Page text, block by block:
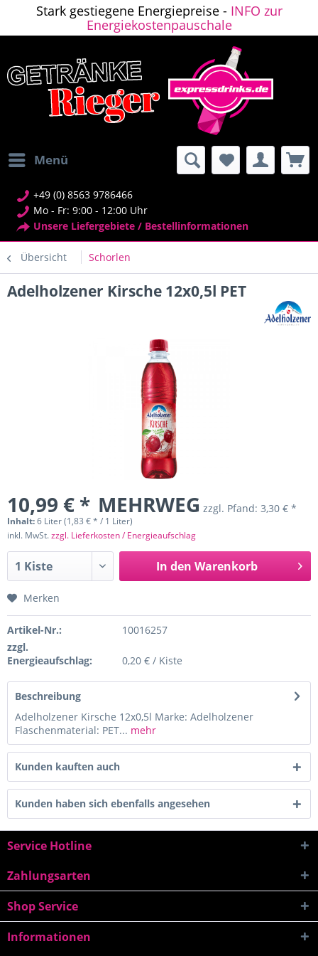
Stark gestiegene Energiepreise - INFO zur
Energiekostenpauschale
Menü
+49 (0) 8563 9786466
Mo - Fr: 9:00 - 12:00 Uhr
Unsere Liefergebiete / Bestellinformationen
Übersicht Schorlen
Adelholzener Kirsche 12x0,5l PET
10,99 € * MEHRWEG zzgl. Pfand: 3,30 € *
Inhalt:6 Liter (1,83 € * / 1 Liter)
inkl. MwSt.zzgl. Lieferkosten / Energieaufschlag
In den Warenkorb
Merken
Artikel-Nr.:
10016257
zzgl.
Energieaufschlag:
0,20 € / Kiste
Beschreibung
Adelholzener Kirsche 12x0,5l Marke: Adelholzener
Flaschenmaterial: PET... mehr
Kunden kauften auch
Kunden haben sich ebenfalls angesehen
Service Hotline
Zahlungsarten
Shop Service
Informationen